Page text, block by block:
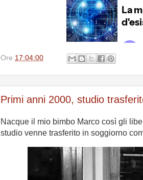
Ore 17:04:00
Primi anni 2000, studio
Nacque il mio bimbo Marco così gli
studio venne trasferito in soggiorno